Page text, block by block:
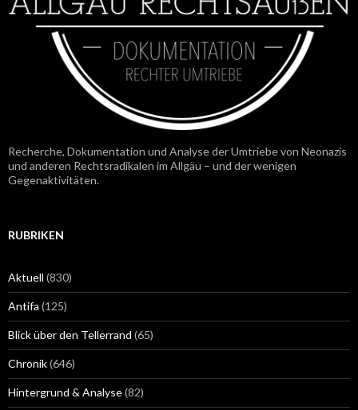
Recherche, Dokumentation und Analyse der Umtriebe von Neonazis
und anderen Rechtsradikalen im Allgäu – und der wenigen
Gegenaktivitäten.
RUBRIKEN
Aktuell (830)
Antifa (125)
Blick über den Tellerrand (65)
Chronik(646)
Hintergrund & Analyse(82)